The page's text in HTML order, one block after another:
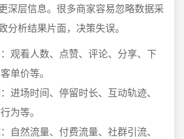
深层信息。很多商家容易忽略数据采
分析结果片面，决策失误。
观看人数、点赞、评论、分享、下
单价等。
进场时间、停留时长、互动轨迹、
为等。
自然流量、付费流量、社群引流、